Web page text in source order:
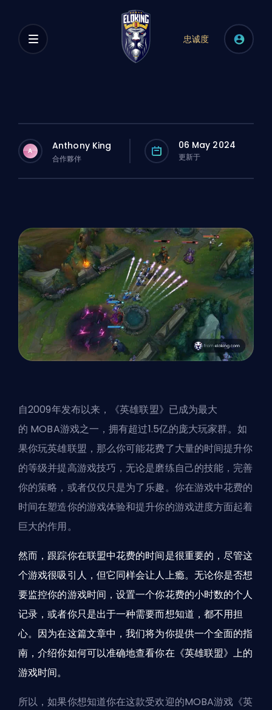
忠诚度
A Anthony King
合作夥伴
06 May 2024
更新于
自2009年发布以来，《英雄联盟》已成为最大
的 MOBA游戏之一，拥有超过1.5亿的庞大玩家群。如
果你玩英雄联盟，那么你可能花费了大量的时间提升你
的等级并提高游戏技巧，无论是磨练自己的技能，完善
你的策略，或者仅仅只是为了乐趣。你在游戏中花费的
时间在塑造你的游戏体验和提升你的游戏进度方面起着
巨大的作用。
然而，跟踪你在联盟中花费的时间是很重要的，尽管这
个游戏很吸引人，但它同样会让人上瘾。无论你是否想
要监控你的游戏时间，设置一个你花费的小时数的个人
记录，或者你只是出于一种需要而想知道，都不用担
心。因为在这篇文章中，我们将为你提供一个全面的指
南，介绍你如何可以准确地查看你在《英雄联盟》上的
游戏时间。
所以，如果你想知道你在这款受欢迎的MOBA游戏《英